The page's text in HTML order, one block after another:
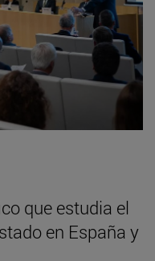
que estudia el
en España y